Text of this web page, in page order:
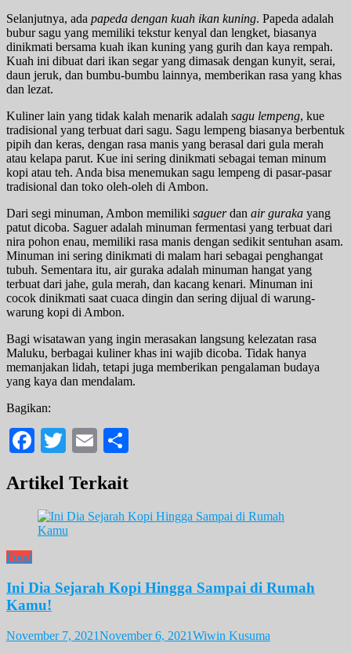
Selanjutnya, ada papeda dengan kuah ikan kuning. Papeda adalah
bubur sagu yang memiliki tekstur kenyal dan lengket, biasanya
dinikmati bersama kuah ikan kuning yang gurih dan kaya rempah.
Kuah ini dibuat dari ikan segar yang dimasak dengan kunyit, serai,
daun jeruk, dan bumbu-bumbu lainnya, memberikan rasa yang khas
dan lezat.
Kuliner lain yang tidak kalah menarik adalah sagu lempeng, kue
tradisional yang terbuat dari sagu. Sagu lempeng biasanya berbentuk
pipih dan keras, dengan rasa manis yang berasal dari gula merah
atau kelapa parut. Kue ini sering dinikmati sebagai teman minum
kopi atau teh. Anda bisa menemukan sagu lempeng di pasar-pasar
tradisional dan toko oleh-oleh di Ambon.
Dari segi minuman, Ambon memiliki saguerdan air guraka yang
patut dicoba. Saguer adalah minuman fermentasi yang terbuat dari
nira pohon enau, memiliki rasa manis dengan sedikit sentuhan asam.
Minuman ini sering dinikmati di malam hari sebagai penghangat
tubuh. Sementara itu, air guraka adalah minuman hangat yang
terbuat dari jahe, gula merah, dan kacang kenari. Minuman ini
cocok dinikmati saat cuaca dingin dan sering dijual di warung-
warung kopi di Ambon.
Bagi wisatawan yang ingin merasakan langsung kelezatan rasa
Maluku, berbagai kuliner khas ini wajib dicoba. Tidak hanya
memanjakan lidah, tetapi juga memberikan pengalaman budaya
yang kaya dan mendalam.
Bagikan:
Facebook
TwitterEmail
Artikel Terkait
Food
Ini Dia Sejarah Kopi Hingga Sampai di Rumah
Kamu!
November 7, 2021November 6, 2021Wiwin Kusuma